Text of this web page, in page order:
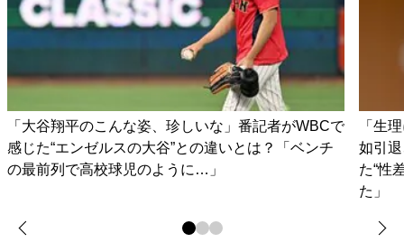
「大谷翔平のこんな姿、珍しいな」番記者がWBCで
感じた“エンゼルスの大谷”との違いとは？「ベンチ
の最前列で高校球児のように…」
「生
如引
た“性
た」